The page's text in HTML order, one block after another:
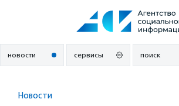
новости сервисы поиск
Новости